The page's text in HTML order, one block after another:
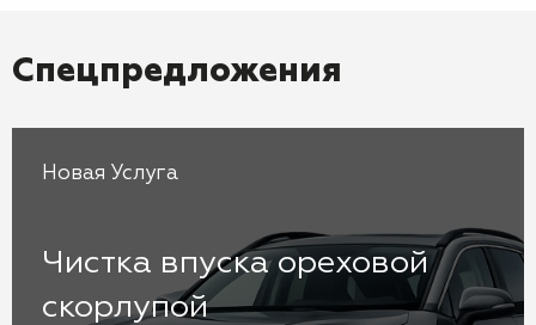
Спецпредложения
Новая Услуга
Чистка впуска ореховой
скорлупой